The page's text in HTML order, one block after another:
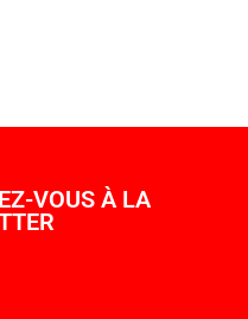
VOUS À LA